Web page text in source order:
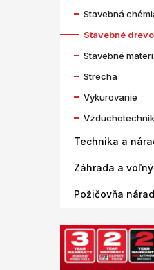
Stavebná
Stavebné
Stavebné
Strecha
Vykurovanie
Technika a
Záhrada a
Požičovňa